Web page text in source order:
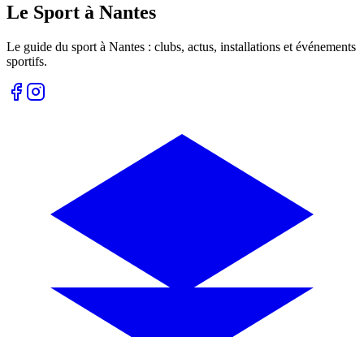
Le Sport à Nantes
Le guide du sport à Nantes : clubs, actus, installations et événements
sportifs.